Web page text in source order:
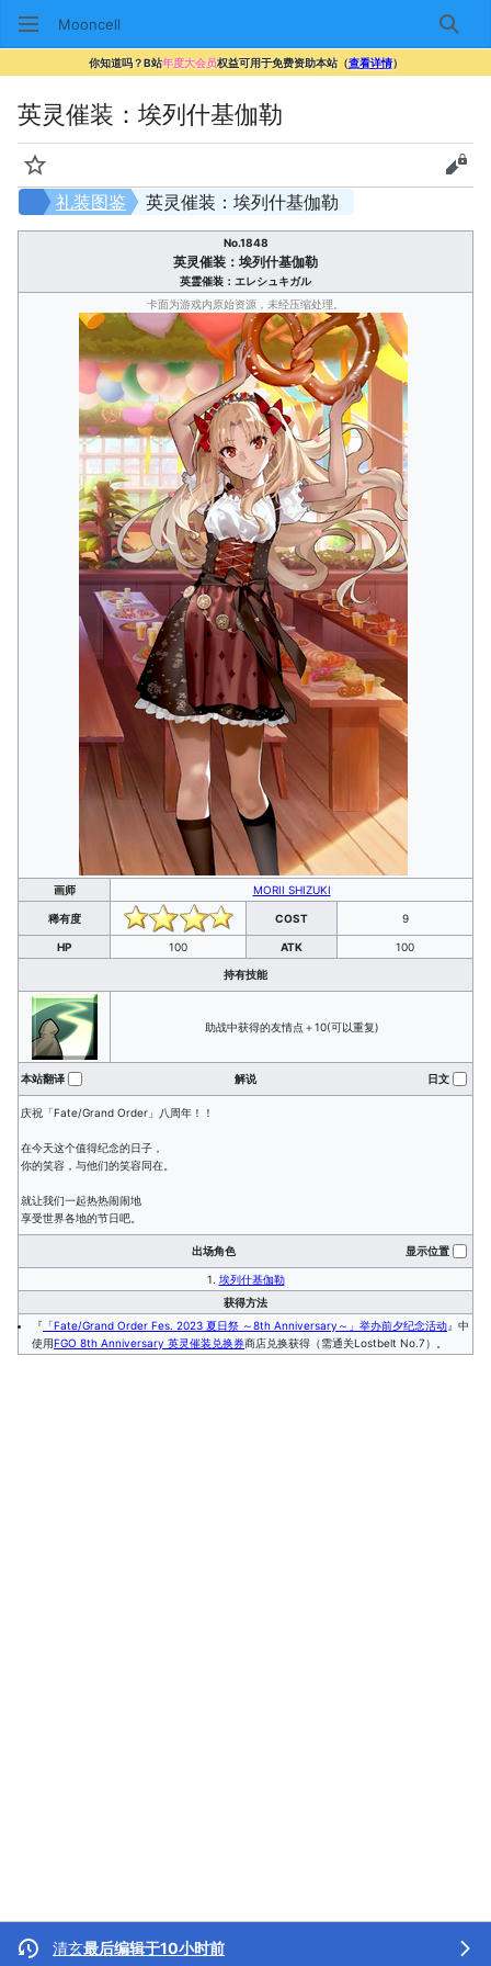
Mooncell 搜索
你知道吗？B站年度大会员权益可用于免费资助本站（查看详情）
英灵催装：埃列什基伽勒
监视 查看
英灵催装：埃列什基伽勒
礼装图鉴
No.1848
英灵催装：埃列什基伽勒
英霊催装：エレシュキガル
卡面为游戏内原始资源，未经压缩处理。
画师 MORII SHIZUKI
稀有度 COST 9
HP 100 ATK 100
持有技能
助战中获得的友情点＋10(可以重复)
本站翻译 解说 日文
庆祝「Fate/Grand Order」八周年！！
在今天这个值得纪念的日子，
你的笑容，与他们的笑容同在。
就让我们一起热热闹闹地
享受世界各地的节日吧。
出场角色 显示位置
1. 埃列什基伽勒
获得方法
『 「Fate/Grand Order Fes. 2023 夏日祭 ～8th Anniversary～」举办前夕纪念活动』中
使用FGO 8th Anniversary 英灵催装兑换券商店兑换获得（需通关Lostbelt No.7）。
清玄最后编辑于10小时前